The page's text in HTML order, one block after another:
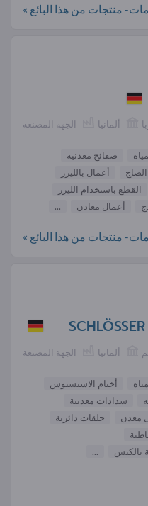
منتجات من هذا البائع »
الجهة المصنعة ألمانيا
صفائح معدنية
أعمال بالليزر
القطع باستخدام الليزر
أعمال معادن ...
منتجات من هذا البائع »
الجهة المصنعة ألمانيا
أختام الاسبستوس
سدادات معدنية
معدن
حلقات دائرية
بالكبس
...